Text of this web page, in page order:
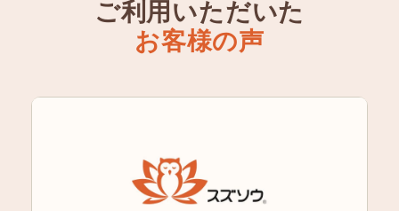
ご利用いただいた
お客様の声